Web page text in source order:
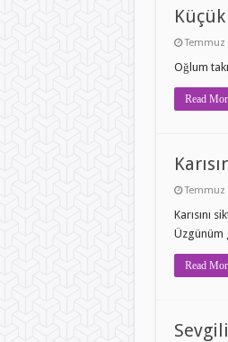
Temmuz
Oğlum
Read
Temmuz
Karısını
Üzgünüm
Read